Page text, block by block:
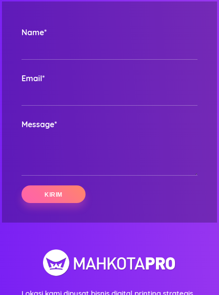
Name*
Email*
Message*